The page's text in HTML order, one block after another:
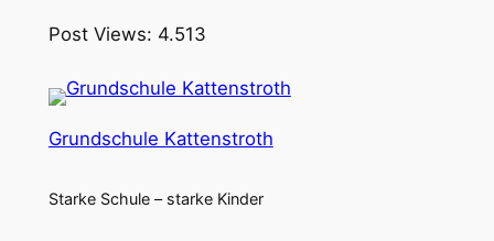
Post Views: 4.513
Grundschule Kattenstroth
Starke Schule – starke Kinder